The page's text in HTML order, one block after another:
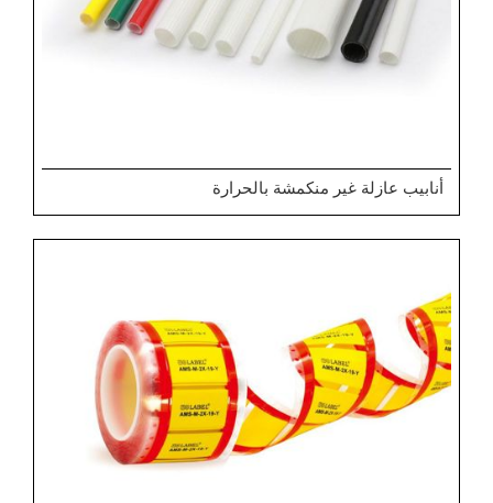
أنابيب عازلة غير منكمشة بالحرارة